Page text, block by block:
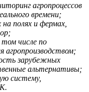
агропроцессов
времени;
полях и фермах,
числе по
агропроизводством;
зарубежных
альтернативы;
систему,